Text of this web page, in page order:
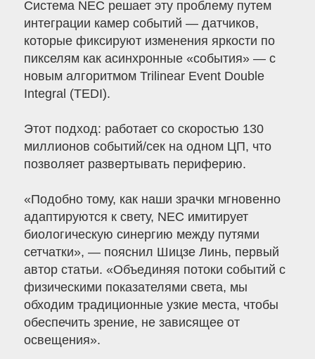
Система NEC решает эту проблему путем
интеграции камер событий — датчиков,
которые фиксируют изменения яркости по
пикселям как асинхронные «события» — с
новым алгоритмом Trilinear Event Double
Integral (TEDI).
Этот подход: работает со скоростью 130
миллионов событий/сек на одном ЦП, что
позволяет развертывать периферию.
«Подобно тому, как наши зрачки мгновенно
адаптируются к свету, NEC имитирует
биологическую синергию между путями
сетчатки», — пояснил Шицзе Линь, первый
автор статьи. «Объединяя потоки событий с
физическими показателями света, мы
обходим традиционные узкие места, чтобы
обеспечить зрение, не зависящее от
освещения».